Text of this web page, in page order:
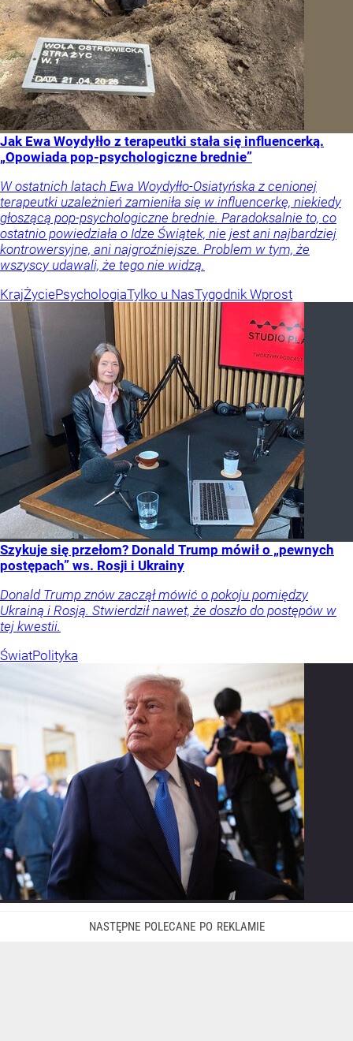
Jak Ewa Woydyłło z terapeutki stała się influencerką.
„Opowiada pop-psychologiczne brednie”
W ostatnich latach Ewa Woydyłło-Osiatyńska z cenionej
terapeutki uzależnień zamieniła się w influencerkę, niekiedy
głoszącą pop-psychologiczne brednie. Paradoksalnie to, co
ostatnio powiedziała o Idze Świątek, nie jest ani najbardziej
kontrowersyjne, ani najgroźniejsze. Problem w tym, że
wszyscy udawali, że tego nie widzą.
KrajŻyciePsychologiaTylko u NasTygodnik Wprost
Szykuje się przełom? Donald Trump mówił o „pewnych
postępach” ws. Rosji i Ukrainy
Donald Trump znów zaczął mówić o pokoju pomiędzy
Ukrainą i Rosją. Stwierdził nawet, że doszło do postępów w
tej kwestii.
ŚwiatPolityka